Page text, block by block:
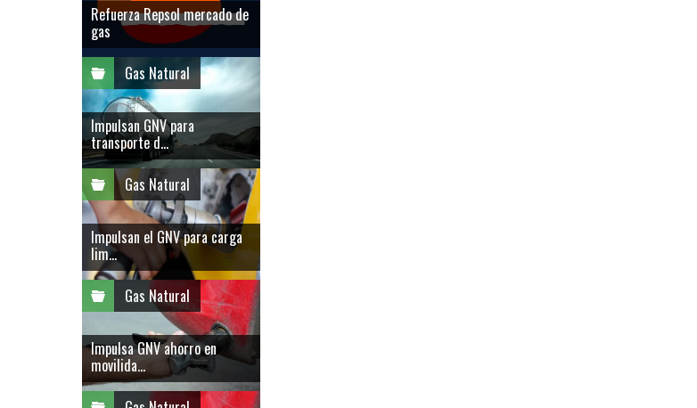
Refuerza Repsol mercado de
gas
Gas Natural
Impulsan GNV para
transporte d...
Gas Natural
Impulsan el GNV para carga
lim...
Gas Natural
Impulsa GNV ahorro en
movilida...